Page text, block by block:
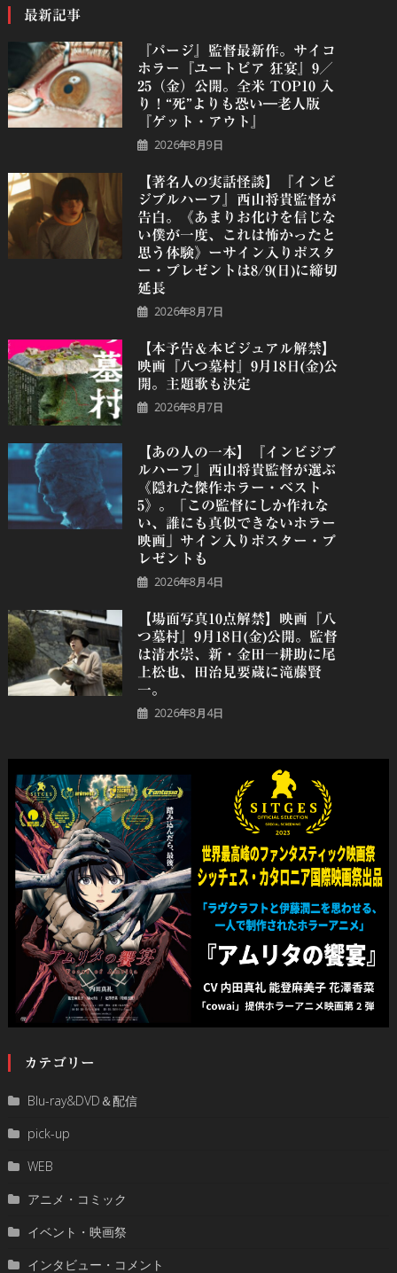
最新記事
『パージ』監督最新作。サイコ
ホラー『ユートピア 狂宴』9／
25（金）公開。全米 TOP10 入
り！“死”よりも恐い―老人版
『ゲット・アウト』
2026年8月9日
【著名人の実話怪談】『インビ
ジブルハーフ』⻄⼭将貴監督が
告白。《あまりお化けを信じな
い僕が一度、これは怖かったと
思う体験》ーサイン入りポスタ
ー・プレゼントは8/9(日)に締切
延長
2026年8月7日
【本予告＆本ビジュアル解禁】
映画『八つ墓村』9月18日(金)公
開。主題歌も決定
2026年8月7日
【あの人の一本】『インビジブ
ルハーフ』⻄⼭将貴監督が選ぶ
《隠れた傑作ホラー・ベスト
5》。「この監督にしか作れな
い、誰にも真似できないホラー
映画」サイン入りポスター・プ
レゼントも
2026年8月4日
【場面写真10点解禁】映画『八
つ墓村』9月18日(金)公開。監督
は清水崇、新・金田一耕助に尾
上松也、田治見要蔵に滝藤賢
一。
2026年8月4日
カテゴリー
Blu-ray&DVD＆配信
pick-up
WEB
アニメ・コミック
イベント・映画祭
インタビュー・コメント